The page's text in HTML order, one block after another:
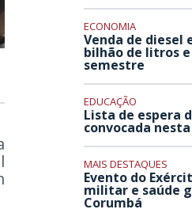
ECONOMIA
Venda de diesel
bilhão de litros
semestre
EDUCAÇÃO
Lista de espera
convocada
MAIS DESTAQUES
Evento do
militar e saúde
Corumbá